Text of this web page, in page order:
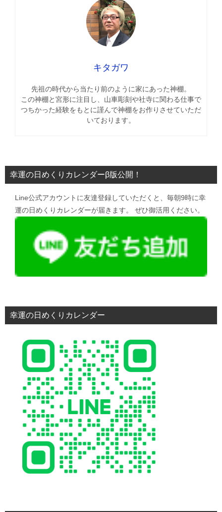
キタガワ
先祖の時代から当たり前のように家にあった神棚。
この神棚と宮形に注目し、山車彫刻や社寺に関わる仕事で
つちかった経験をもとに謹んで神棚をお作りさせていただ
いております。
幸運の日めくりカレンダーβ版公開！
Line公式アカウントに友達登録していただくと、毎朝9時に幸
運の日めくりカレンダーが届きます。 ぜひ御活用ください。
幸運の日めくりカレンダー